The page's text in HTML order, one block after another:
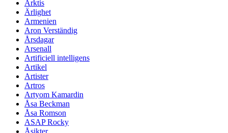
Arktis
Ärlighet
Armenien
Aron Verständig
Årsdagar
Arsenall
Artificiell intelligens
Artikel
Artister
Artros
Artyom Kamardin
Åsa Beckman
Åsa Romson
ASAP Rocky
Åsikter